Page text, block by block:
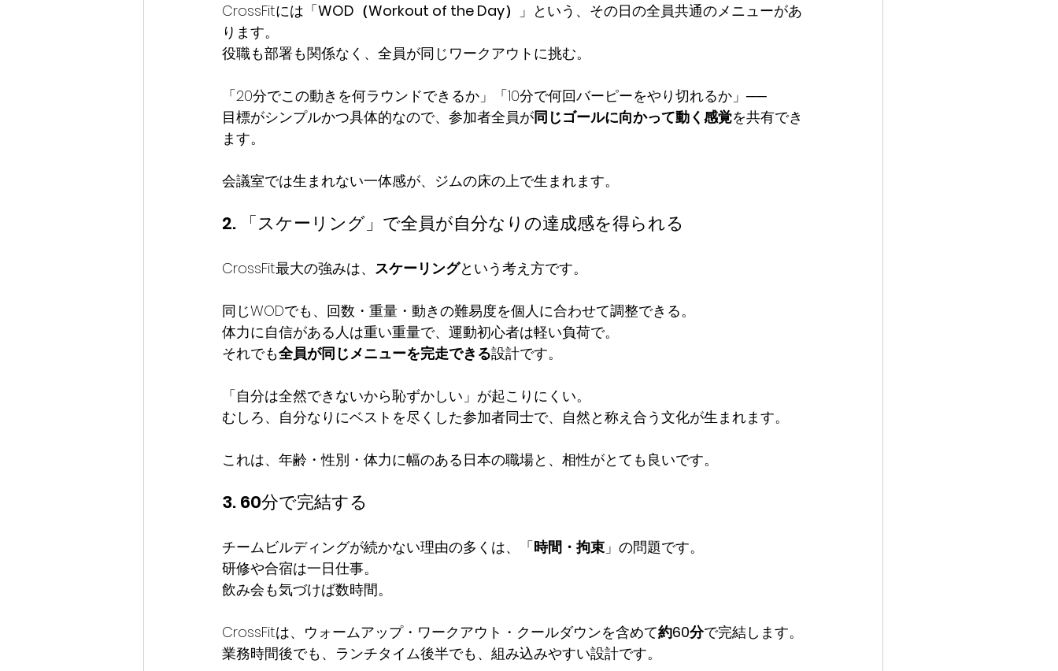
CrossFitには「WOD（Workout of the Day）
」という、その日の全員共通のメニューがあ
ります。
役職も部署も関係なく、全員が同じワークアウトに挑む。
「20分でこの動きを何ラウンドできるか」「10分で何回バーピーをやり切れるか」──
目標がシンプルかつ具体的なので、参加者全員が同じゴールに向かって動く感覚を共有でき
ます。
会議室では生まれない一体感が、ジムの床の上で生まれます。
2. 「スケーリング」で全員が自分なりの達成感を得られる
CrossFit最大の強みは、 スケーリングという考え方です。
同じWODでも、回数・重量・動きの難易度を個人に合わせて調整できる。
体力に自信がある人は重い重量で、運動初心者は軽い負荷で。
それでも全員が同じメニューを完走できる設計です。
「自分は全然できないから恥ずかしい」が起こりにくい。
むしろ、自分なりにベストを尽くした参加者同士で、自然と称え合う文化が生まれます。
これは、年齢・性別・体力に幅のある日本の職場と、相性がとても良いです。
3. 60分で完結する
チームビルディングが続かない理由の多くは、「時間・拘束 」の問題です。
研修や合宿は一日仕事。
飲み会も気づけば数時間。
CrossFitは、ウォームアップ・ワークアウト・クールダウンを含めて約60分で完結します。
業務時間後でも、ランチタイム後半でも、組み込みやすい設計です。